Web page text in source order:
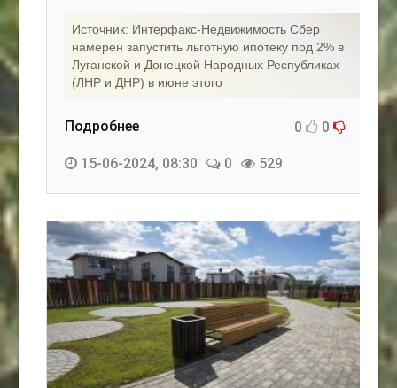
Источник: Интерфакс-Недвижимость Сбер
намерен запустить льготную ипотеку под 2% в
Луганской и Донецкой Народных Республиках
(ЛНР и ДНР) в июне этого
Подробнее 0 0
15-06-2024, 08:30 0 529